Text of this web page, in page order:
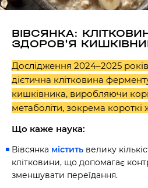
ВІВСЯНКА:
ЗДОРОВ'Я
Дослідження 2024–2025 років
дієтична клітковина
кишківника, виробляючи
метаболіти, зокрема короткі
Що каже наука:
Вівсянка містить велику
клітковини, що допомагає
зменшувати переїдання.